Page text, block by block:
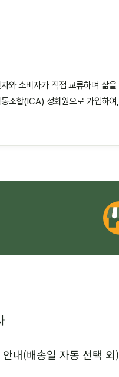
와 소비자가 직접 교류하며 삶을
조합(ICA) 정회원으로 가입하여,
내(배송일 자동 선택 외)